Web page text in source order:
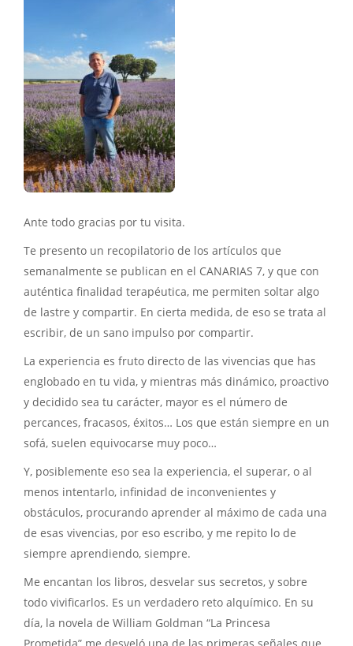
Ante todo gracias por tu visita.
Te presento un recopilatorio de los artículos que
semanalmente se publican en el CANARIAS 7, y que con
auténtica finalidad terapéutica, me permiten soltar algo
de lastre y compartir. En cierta medida, de eso se trata al
escribir, de un sano impulso por compartir.
La experiencia es fruto directo de las vivencias que has
englobado en tu vida, y mientras más dinámico, proactivo
y decidido sea tu carácter, mayor es el número de
percances, fracasos, éxitos… Los que están siempre en un
sofá, suelen equivocarse muy poco…
Y, posiblemente eso sea la experiencia, el superar, o al
menos intentarlo, infinidad de inconvenientes y
obstáculos, procurando aprender al máximo de cada una
de esas vivencias, por eso escribo, y me repito lo de
siempre aprendiendo, siempre.
Me encantan los libros, desvelar sus secretos, y sobre
todo vivificarlos. Es un verdadero reto alquímico. En su
día, la novela de William Goldman “La Princesa